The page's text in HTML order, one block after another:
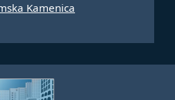
Kamenica